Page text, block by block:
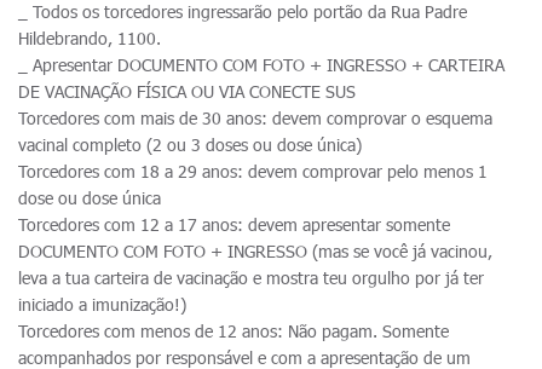
_ Todos os torcedores ingressarão pelo portão da Rua Padre
Hildebrando, 1100.
_ Apresentar DOCUMENTO COM FOTO + INGRESSO + CARTEIRA
DE VACINAÇÃO FÍSICA OU VIA CONECTE SUS
Torcedores com mais de 30 anos: devem comprovar o esquema
vacinal completo (2 ou 3 doses ou dose única)
Torcedores com 18 a 29 anos: devem comprovar pelo menos 1
dose ou dose única
Torcedores com 12 a 17 anos: devem apresentar somente
DOCUMENTO COM FOTO + INGRESSO (mas se você já vacinou,
leva a tua carteira de vacinação e mostra teu orgulho por já ter
iniciado a imunização!)
Torcedores com menos de 12 anos: Não pagam. Somente
acompanhados por responsável e com a apresentação de um